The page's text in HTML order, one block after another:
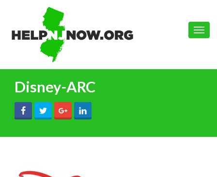
Toggle
Disney-ARC